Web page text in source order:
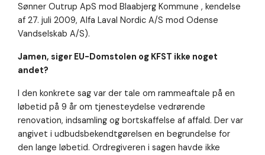
Sønner Outrup ApS mod Blaabjerg Kommune , kendelse
af 27. juli 2009, Alfa Laval Nordic A/S mod Odense
Vandselskab A/S).
Jamen, siger EU-Domstolen og KFST ikke noget
andet?
I den konkrete sag var der tale om rammeaftale på en
løbetid på 9 år om tjenesteydelse vedrørende
renovation, indsamling og bortskaffelse af affald. Der var
angivet i udbudsbekendtgørelsen en begrundelse for
den lange løbetid. Ordregiveren i sagen havde ikke